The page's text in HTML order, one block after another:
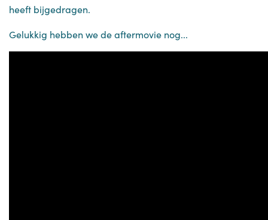
heeft bijgedragen.
Gelukkig hebben we de aftermovie nog...